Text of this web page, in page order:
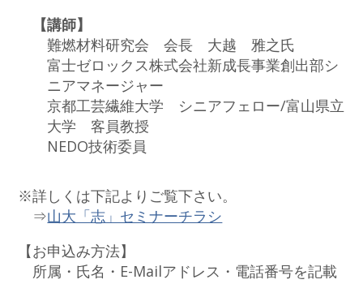
【講師】
難燃材料研究会 会長 大越 雅之氏
富士ゼロックス株式会社新成長事業創出部シ
ニアマネージャー
京都工芸繊維大学 シニアフェロー/富山県立
大学 客員教授
NEDO技術委員
※詳しくは下記よりご覧下さい。
⇒山大「志」セミナーチラシ
【お申込み方法】
所属・氏名・E-Mailアドレス・電話番号を記載